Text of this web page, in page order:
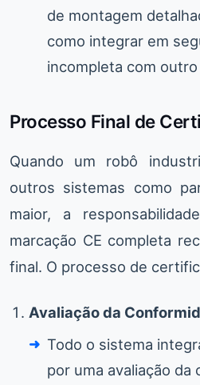
de montagem
como integrar em
incompleta com
Processo Final de
Quando um robô
outros sistemas como
maior, a
marcação CE completa
final. O processo de
Avaliação da
Todo o sistema
por uma avaliação da